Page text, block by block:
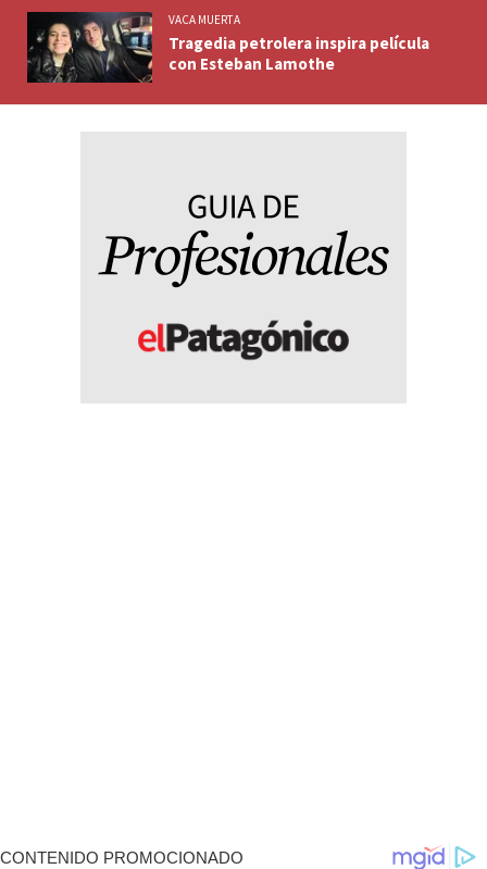
VACA MUERTA
Tragedia petrolera inspira película
con Esteban Lamothe